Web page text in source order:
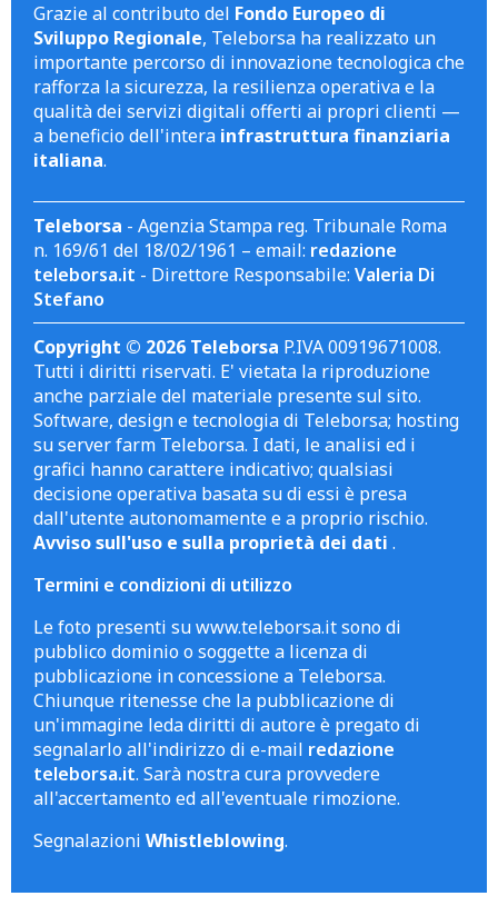
Grazie al contributo del Fondo Europeo di
Sviluppo Regionale, Teleborsa ha realizzato un
importante percorso di innovazione tecnologica che
rafforza la sicurezza, la resilienza operativa e la
qualità dei servizi digitali offerti ai propri clienti —
a beneficio dell'intera infrastruttura finanziaria
italiana.
Teleborsa - Agenzia Stampa reg. Tribunale Roma
n. 169/61 del 18/02/1961 – email: redazione
teleborsa.it - Direttore Responsabile: Valeria Di
Stefano
Copyright © 2026 Teleborsa P.IVA 00919671008.
Tutti i diritti riservati. E' vietata la riproduzione
anche parziale del materiale presente sul sito.
Software, design e tecnologia di Teleborsa; hosting
su server farm Teleborsa. I dati, le analisi ed i
grafici hanno carattere indicativo; qualsiasi
decisione operativa basata su di essi è presa
dall'utente autonomamente e a proprio rischio.
Avviso sull'uso e sulla proprietà dei dati .
Termini e condizioni di utilizzo
Le foto presenti su www.teleborsa.it sono di
pubblico dominio o soggette a licenza di
pubblicazione in concessione a Teleborsa.
Chiunque ritenesse che la pubblicazione di
un'immagine leda diritti di autore è pregato di
segnalarlo all'indirizzo di e-mail redazione
teleborsa.it. Sarà nostra cura provvedere
all'accertamento ed all'eventuale rimozione.
Segnalazioni Whistleblowing.